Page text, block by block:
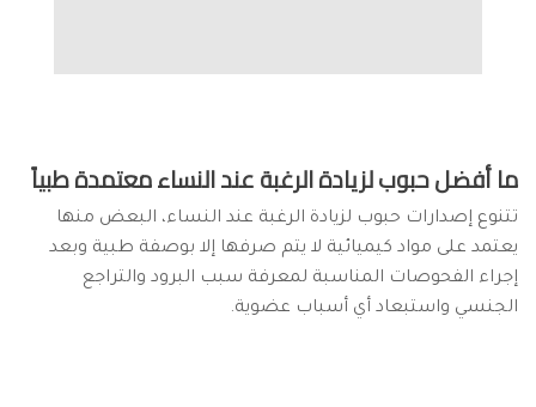
ما أفضل حبوب لزيادة الرغبة عند النساء معتمدة طبياً
تتنوع إصدارات حبوب لزيادة الرغبة عند النساء، البعض منها
يعتمد على مواد كيميائية لا يتم صرفها إلا بوصفة طبية وبعد
إجراء الفحوصات المناسبة لمعرفة سبب البرود والتراجع
الجنسي واستبعاد أي أسباب عضوية.